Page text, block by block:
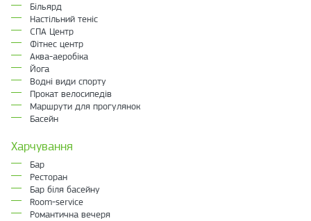
Більярд
Настільний теніс
СПА Центр
Фітнес центр
Аква-аеробіка
Йога
Водні види спорту
Прокат велосипедів
Маршрути для прогулянок
Басейн
Харчування
Бар
Ресторан
Бар біля басейну
Room-service
Романтична вечеря